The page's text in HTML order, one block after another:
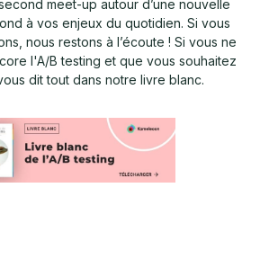
meet-up autour d’une nouvelle
à vos enjeux du quotidien. Si vous
nous restons à l’écoute ! Si vous ne
l'A/B testing et que vous souhaitez
dit tout dans notre livre blanc.